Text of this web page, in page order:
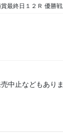
最終日１２Ｒ 優勝戦
止などもあり